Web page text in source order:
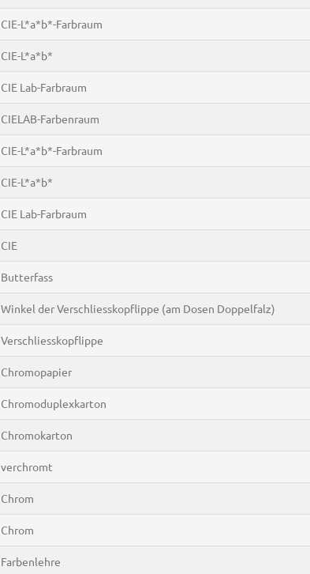
CIE-L*a*b*-Farbraum
CIE-L*a*b*
CIE Lab-Farbraum
CIELAB-Farbenraum
CIE-L*a*b*-Farbraum
CIE-L*a*b*
CIE Lab-Farbraum
CIE
Butterfass
Winkel der Verschliesskopflippe (am Dosen Doppelfalz)
Verschliesskopflippe
Chromopapier
Chromoduplexkarton
Chromokarton
verchromt
Chrom
Chrom
Farbenlehre